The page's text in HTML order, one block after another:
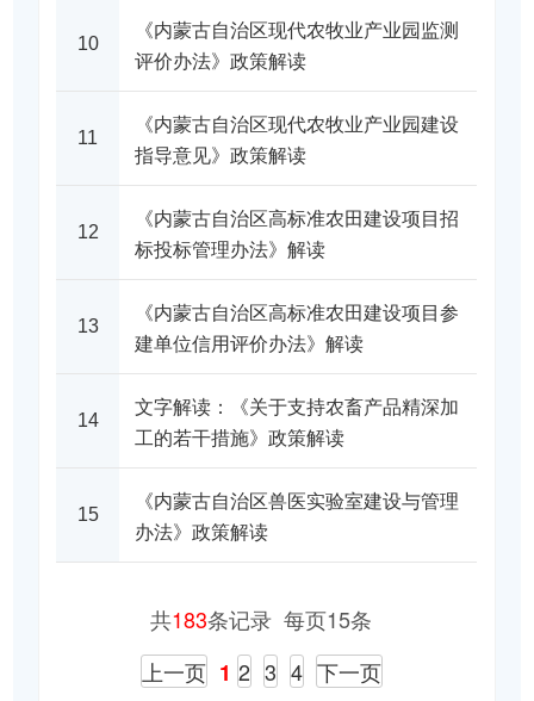
10
《内蒙古自治区现代农牧业产业园监测
评价办法》政策解读
11
《内蒙古自治区现代农牧业产业园建设
指导意见》政策解读
12
《内蒙古自治区高标准农田建设项目招
标投标管理办法》解读
13
《内蒙古自治区高标准农田建设项目参
建单位信用评价办法》解读
14
文字解读：《关于支持农畜产品精深加
工的若干措施》政策解读
15
《内蒙古自治区兽医实验室建设与管理
办法》政策解读
共183条记录 每页15条
上一页 1 2 3 4 下一页